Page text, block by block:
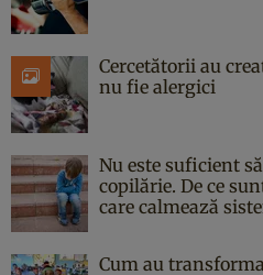
Cercetătorii au
nu fie alergici
Nu este suficient
copilărie. De ce
care calmează
Cum au